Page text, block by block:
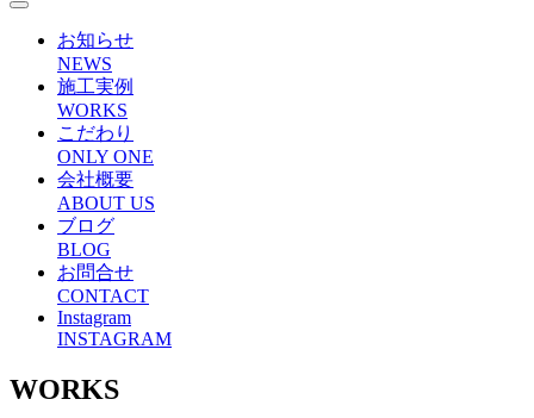
お知らせ
NEWS
施工実例
WORKS
こだわり
ONLY ONE
会社概要
ABOUT US
ブログ
BLOG
お問合せ
CONTACT
Instagram
INSTAGRAM
WORKS